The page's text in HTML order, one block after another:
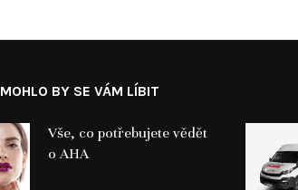
MOHLO BY SE VÁM LÍBIT
Vše, co potřebujete vědět
o AHA